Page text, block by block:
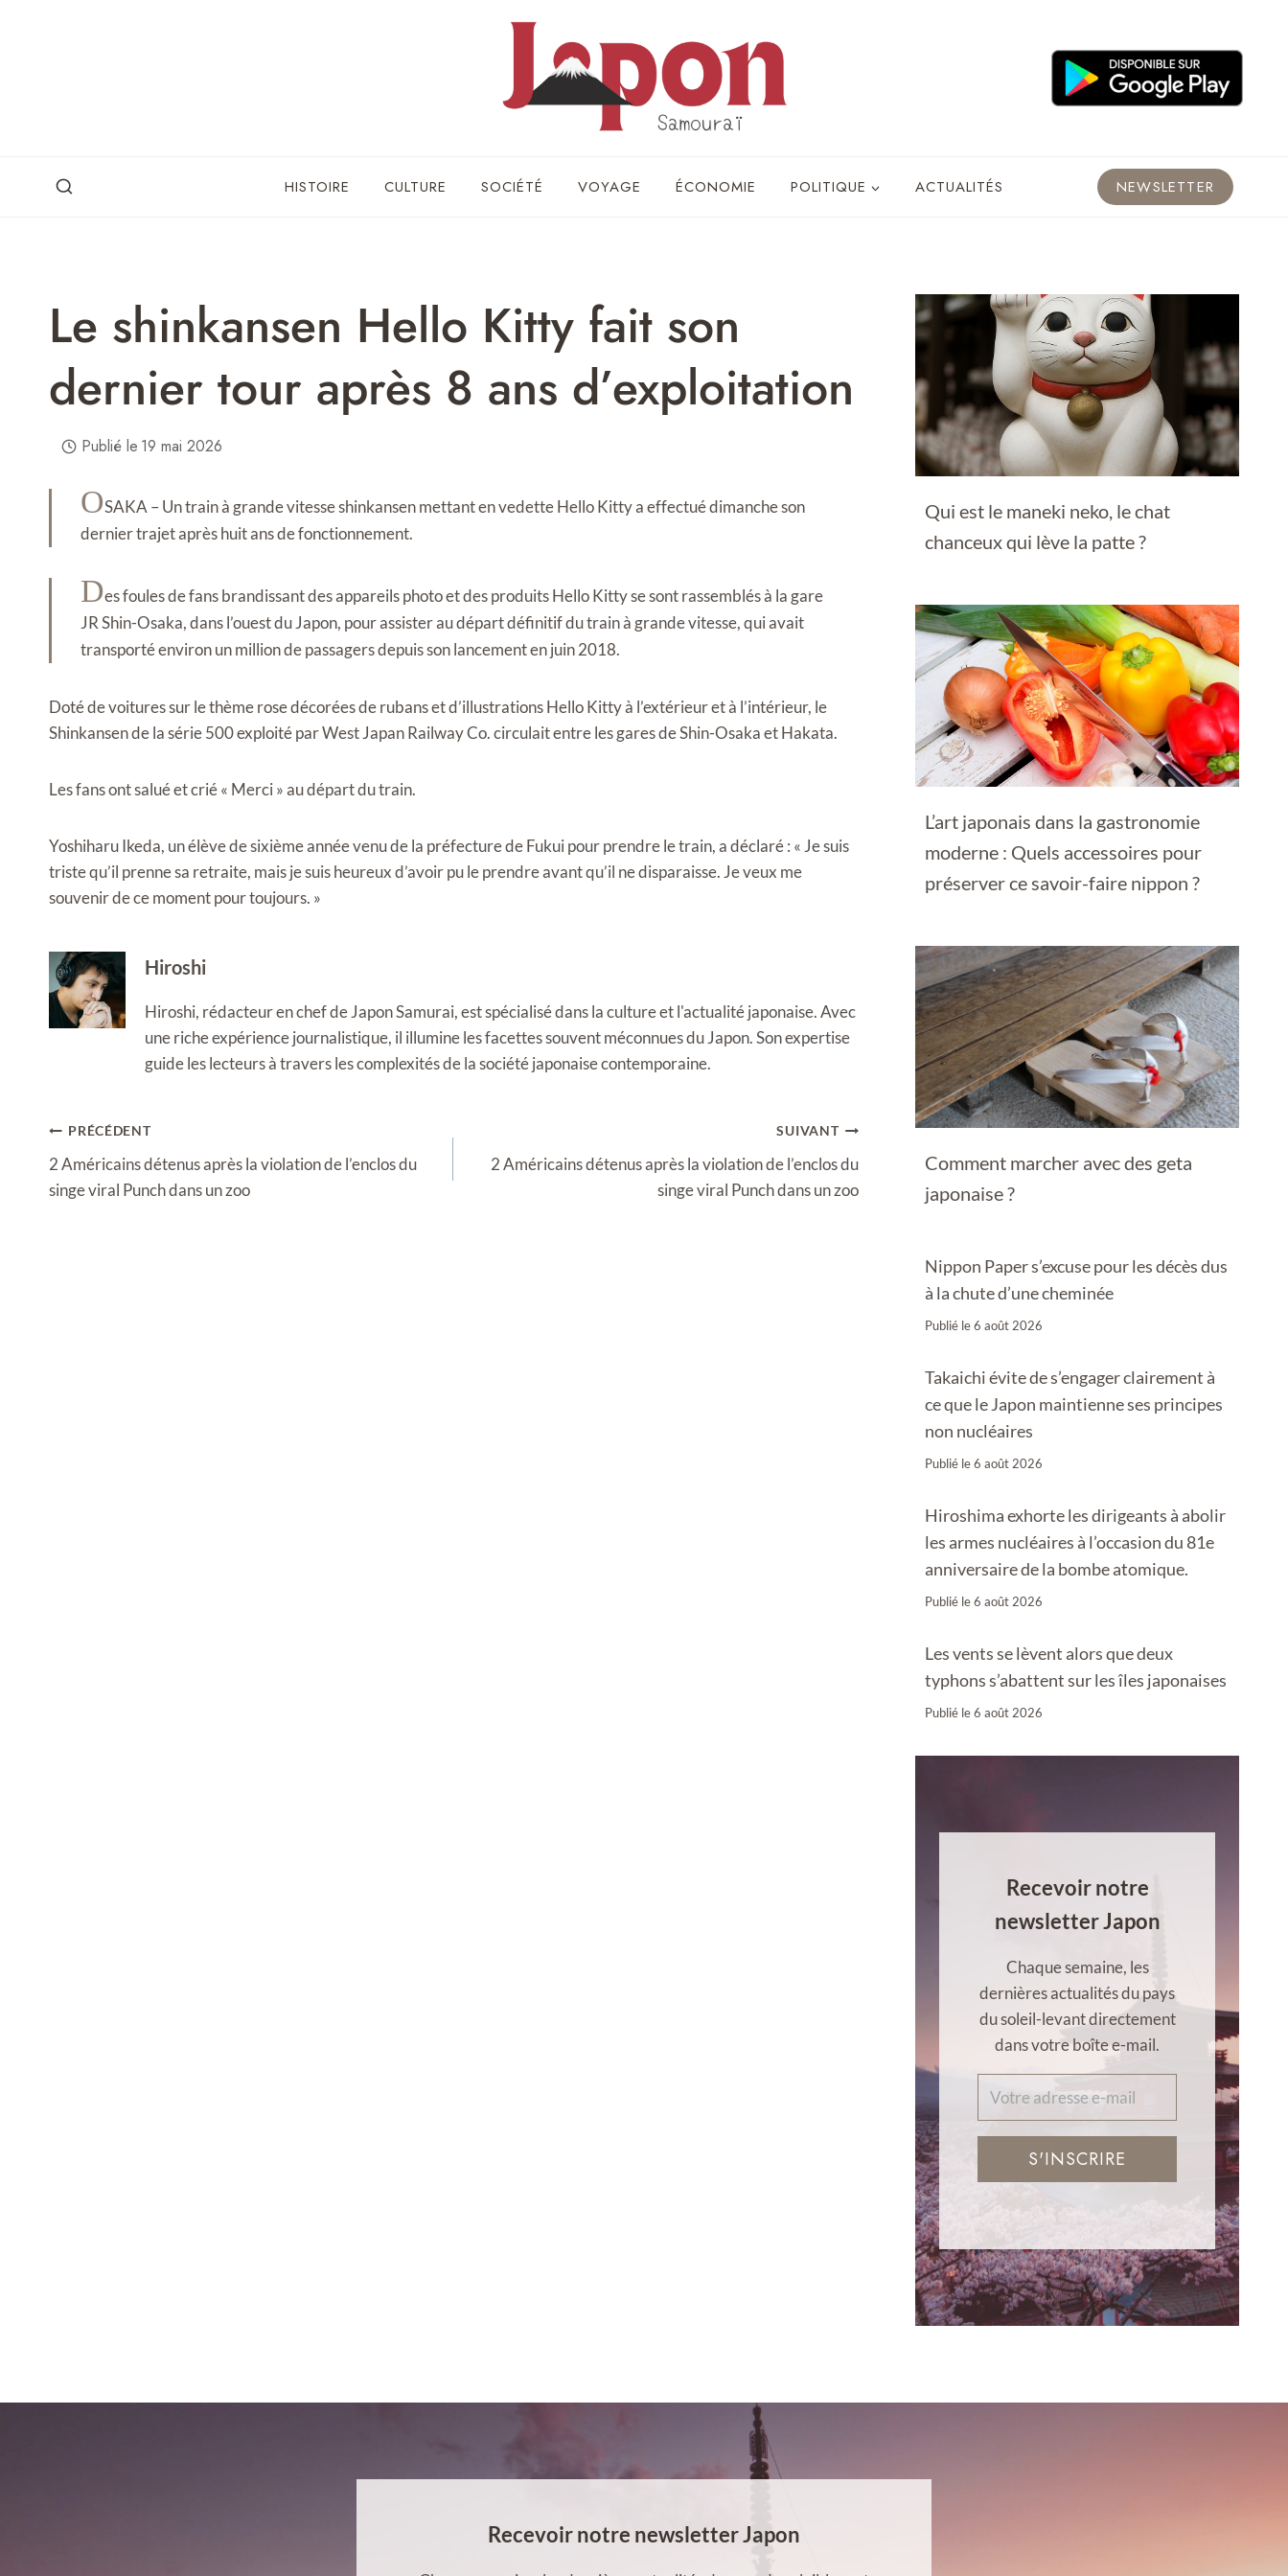
HISTOIRE CULTURE SOCIÉTÉ VOYAGE ÉCONOMIE POLITIQUE ACTUALITÉS NEWSLETTER
Le shinkansen Hello Kitty fait son
dernier tour après 8 ans d’exploitation
Publié le 19 mai 2026
OSAKA – Un train à grande vitesse shinkansen mettant en vedette Hello Kitty a effectué dimanche son
dernier trajet après huit ans de fonctionnement.
Des foules de fans brandissant des appareils photo et des produits Hello Kitty se sont rassemblés à la gare
JR Shin-Osaka, dans l’ouest du Japon, pour assister au départ définitif du train à grande vitesse, qui avait
transporté environ un million de passagers depuis son lancement en juin 2018.
Doté de voitures sur le thème rose décorées de rubans et d’illustrations Hello Kitty à l’extérieur et à l’intérieur, le
Shinkansen de la série 500 exploité par West Japan Railway Co. circulait entre les gares de Shin-Osaka et Hakata.
Les fans ont salué et crié « Merci » au départ du train.
Yoshiharu Ikeda, un élève de sixième année venu de la préfecture de Fukui pour prendre le train, a déclaré : « Je suis
triste qu’il prenne sa retraite, mais je suis heureux d’avoir pu le prendre avant qu’il ne disparaisse. Je veux me
souvenir de ce moment pour toujours. »
Hiroshi
Hiroshi, rédacteur en chef de Japon Samurai, est spécialisé dans la culture et l'actualité japonaise. Avec
une riche expérience journalistique, il illumine les facettes souvent méconnues du Japon. Son expertise
guide les lecteurs à travers les complexités de la société japonaise contemporaine.
Navigation
de
l’article
PRÉCÉDENT
2 Américains détenus après la violation de l’enclos du
singe viral Punch dans un zoo
SUIVANT
2 Américains détenus après la violation de l’enclos du
singe viral Punch dans un zoo
Qui est le maneki neko, le chat
chanceux qui lève la patte ?
L’art japonais dans la gastronomie
moderne : Quels accessoires pour
préserver ce savoir-faire nippon ?
Comment marcher avec des geta
japonaise ?
Nippon Paper s’excuse pour les décès dus
à la chute d’une cheminée
Publié le6 août 2026
Takaichi évite de s’engager clairement à
ce que le Japon maintienne ses principes
non nucléaires
Publié le6 août 2026
Hiroshima exhorte les dirigeants à abolir
les armes nucléaires à l’occasion du 81e
anniversaire de la bombe atomique.
Publié le6 août 2026
Les vents se lèvent alors que deux
typhons s’abattent sur les îles japonaises
Publié le6 août 2026
Recevoir notre
newsletter Japon
Chaque semaine, les
dernières actualités du pays
du soleil-levant directement
dans votre boîte e-mail.
S'INSCRIRE
Recevoir notre newsletter Japon